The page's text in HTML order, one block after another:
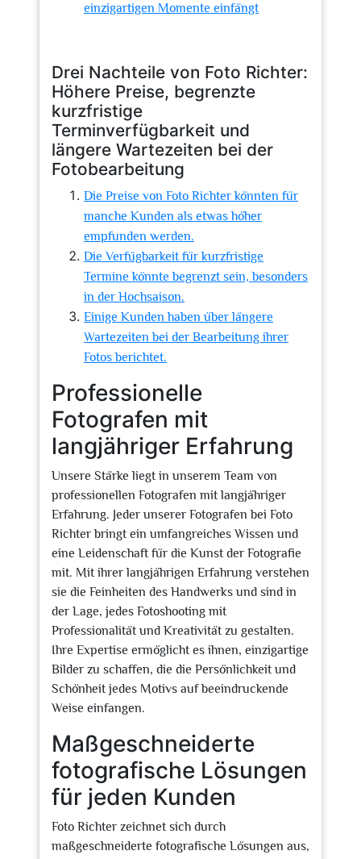
einzigartigen Momente einfängt
Drei Nachteile von Foto Richter:
Höhere Preise, begrenzte
kurzfristige
Terminverfügbarkeit und
längere Wartezeiten bei der
Fotobearbeitung
Die Preise von Foto Richter könnten für
manche Kunden als etwas höher
empfunden werden.
Die Verfügbarkeit für kurzfristige
Termine könnte begrenzt sein, besonders
in der Hochsaison.
Einige Kunden haben über längere
Wartezeiten bei der Bearbeitung ihrer
Fotos berichtet.
Professionelle
Fotografen mit
langjähriger Erfahrung
Unsere Stärke liegt in unserem Team von
professionellen Fotografen mit langjähriger
Erfahrung. Jeder unserer Fotografen bei Foto
Richter bringt ein umfangreiches Wissen und
eine Leidenschaft für die Kunst der Fotografie
mit. Mit ihrer langjährigen Erfahrung verstehen
sie die Feinheiten des Handwerks und sind in
der Lage, jedes Fotoshooting mit
Professionalität und Kreativität zu gestalten.
Ihre Expertise ermöglicht es ihnen, einzigartige
Bilder zu schaffen, die die Persönlichkeit und
Schönheit jedes Motivs auf beeindruckende
Weise einfangen.
Maßgeschneiderte
fotografische Lösungen
für jeden Kunden
Foto Richter zeichnet sich durch
maßgeschneiderte fotografische Lösungen aus,